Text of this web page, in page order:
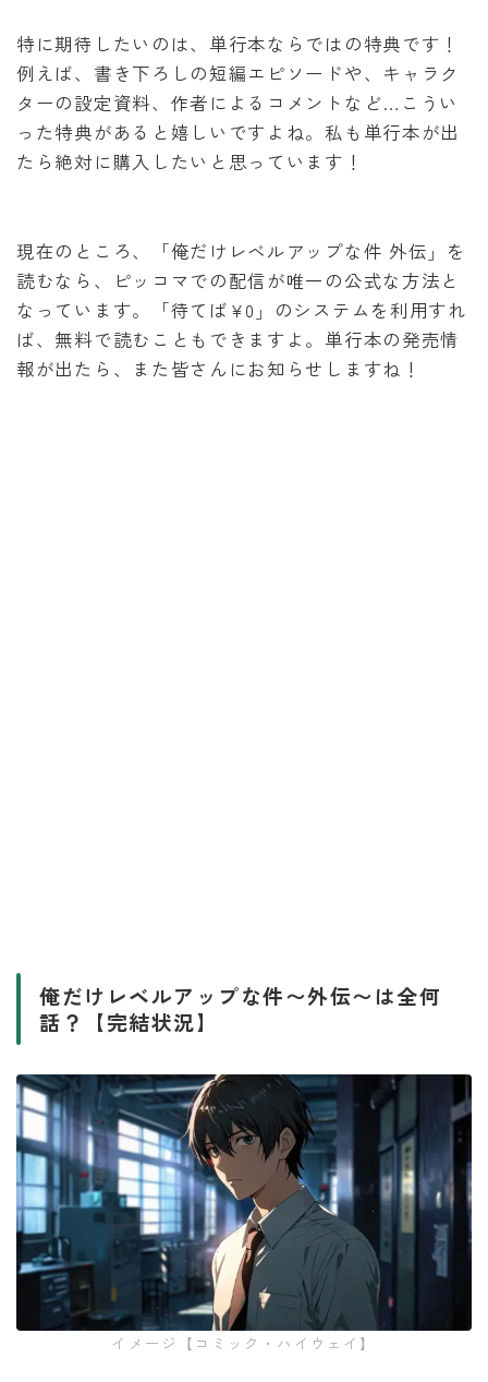
特に期待したいのは、単行本ならではの特典です！
例えば、書き下ろしの短編エピソードや、キャラク
ターの設定資料、作者によるコメントなど…こうい
った特典があると嬉しいですよね。私も単行本が出
たら絶対に購入したいと思っています！
現在のところ、「俺だけレベルアップな件 外伝」を
読むなら、ピッコマでの配信が唯一の公式な方法と
なっています。「待てば¥0」のシステムを利用すれ
ば、無料で読むこともできますよ。単行本の発売情
報が出たら、また皆さんにお知らせしますね！
俺だけレベルアップな件〜外伝〜は全何
話？【完結状況】
イメージ【コミック・ハイウェイ】